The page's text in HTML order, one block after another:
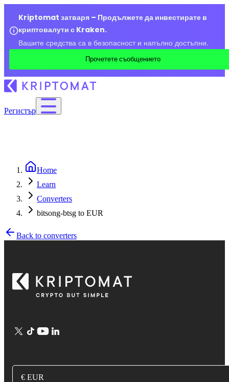
Kriptomat затваря – Продължете да инвестирате в
криптовалути с Kraken.
Вашите средства са в безопасност и напълно достъпни.
Прочетете съобщението
Регистър
Home
Learn
Converters
bitsong-btsg to EUR
Back to converters
€ EUR